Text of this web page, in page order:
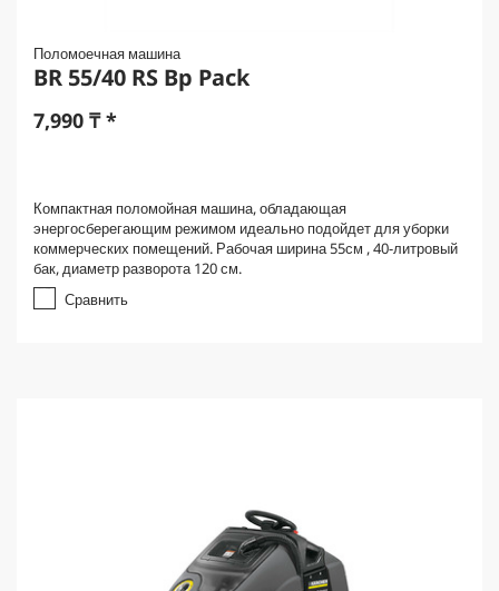
Поломоечная машина
BR 55/40 RS Bp Pack
7,990 ₸*
Компактная поломойная машина, обладающая
энергосберегающим режимом идеально подойдет для уборки
коммерческих помещений. Рабочая ширина 55см , 40-литровый
бак, диаметр разворота 120 см.
Сравнить